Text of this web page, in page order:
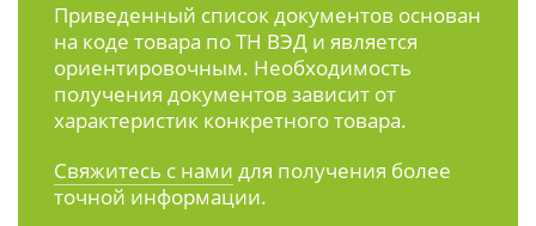
Приведенный список документов основан
на коде товара по ТН ВЭД и является
ориентировочным. Необходимость
получения документов зависит от
характеристик конкретного товара.
Свяжитесь с нами для получения более
точной информации.